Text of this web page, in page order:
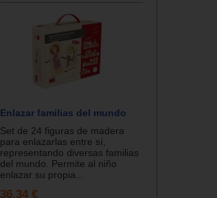
Enlazar familias del mundo
Set de 24 figuras de madera
para enlazarlas entre sí,
representando diversas familias
del mundo. Permite al niño
enlazar su propia...
36.34 €